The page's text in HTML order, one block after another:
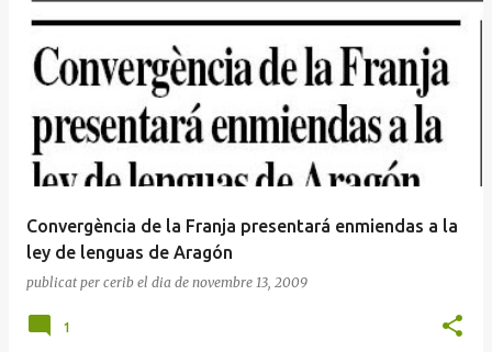
Convergència de la Franja presentará enmiendas a la
ley de lenguas de Aragón
publicat per cerib el dia de novembre 13, 2009
1